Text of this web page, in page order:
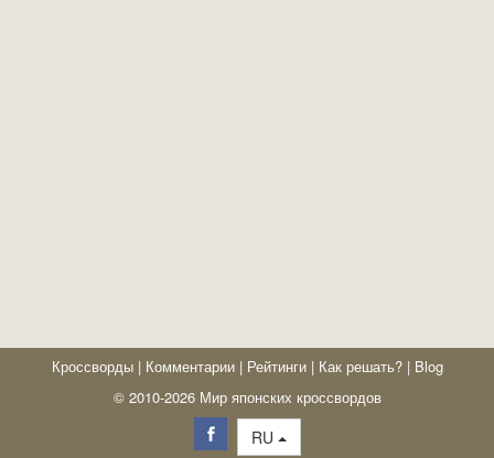
Кроссворды | Комментарии | Рейтинги | Как решать? | Blog
© 2010-2026 Мир японских кроссвордов
RU